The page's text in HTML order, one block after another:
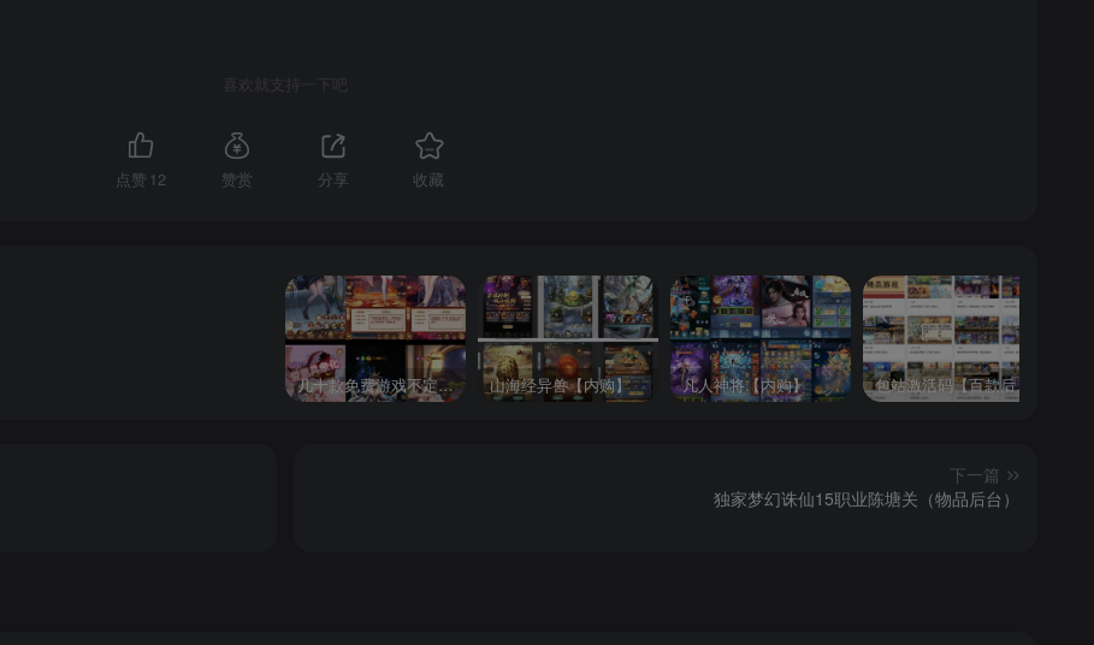
喜欢就支持一下吧
点赞 12 赞赏 分享 收藏
几十款免费游戏不定时更新自行测试 山海经异兽【内购】 凡人神将【内购】 包站激活码【百款后台游戏】
下一篇
独家梦幻诛仙15职业陈塘关（物品后台）